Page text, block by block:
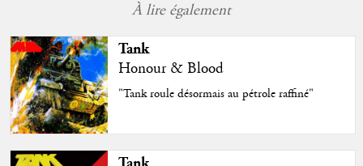
À lire également
Tank
Honour & Blood
"Tank roule désormais au pétrole raffiné"